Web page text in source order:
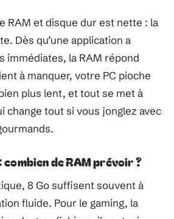
RAM et disque dur est nette : la
Dès qu’une application a
immédiates, la RAM répond
à manquer, votre PC pioche
plus lent, et tout se met à
change tout si vous jonglez avec
de RAM prévoir ?
8 Go suffisent souvent à
fluide. Pour le gaming, la